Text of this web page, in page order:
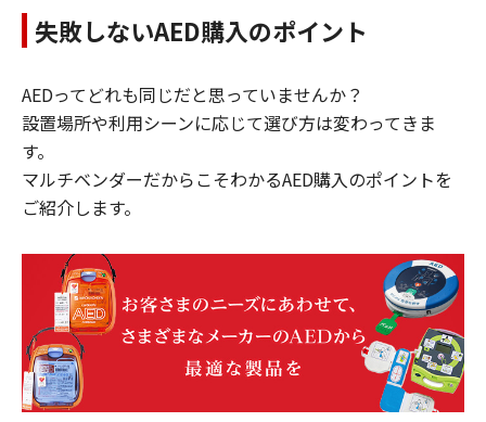
失敗しないAED購入のポイント
AEDってどれも同じだと思っていませんか？
設置場所や利用シーンに応じて選び方は変わってきま
す。
マルチベンダーだからこそわかるAED購入のポイントを
ご紹介します。